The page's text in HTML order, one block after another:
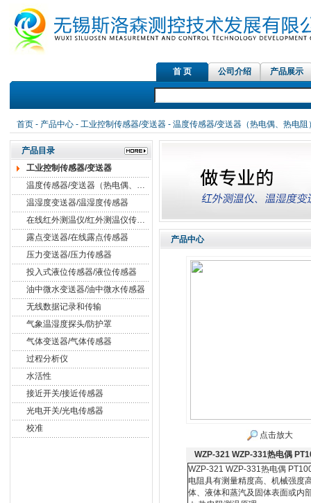
首 页 公司介绍 产品展示
首页- 产品中心- 工业控制传感器/变送器- 温度传感器/变送器（热电偶、热电阻
产品目录
工业控制传感器/变送器
温度传感器/变送器（热电偶、热电阻）
温湿度变送器/温湿度传感器
在线红外测温仪/红外测温仪传感器
露点变送器/在线露点传感器
压力变送器/压力传感器
投入式液位传感器/液位传感器
油中微水变送器/油中微水传感器
无线数据记录和传输
气象温湿度探头/防护罩
气体变送器/气体传感器
过程分析仪
水活性
接近开关/接近传感器
光电开关/光电传感器
校准
产品中心
点击放大
WZP-321 WZP-331热电偶
WZP-321 WZP-331热电偶
电阻具有测量精度高、机械强度
体、液体和蒸汽及固体表面或内